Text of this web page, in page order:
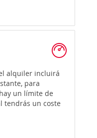
alquiler incluirá
para
un límite de
tendrás un coste